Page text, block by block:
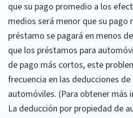
que su pago promedio a los
medios será menor que su pago
préstamo se pagará en menos
que los préstamos para
de pago más cortos, este
frecuencia en las deducciones
automóviles. (Para obtener más
La deducción por propiedad de